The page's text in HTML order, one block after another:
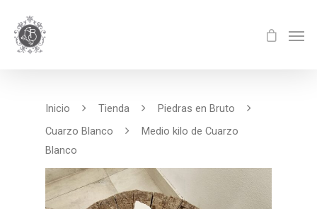
Inicio Tienda
Piedras en Bruto
Cuarzo Blanco
Medio kilo de Cuarzo
Blanco